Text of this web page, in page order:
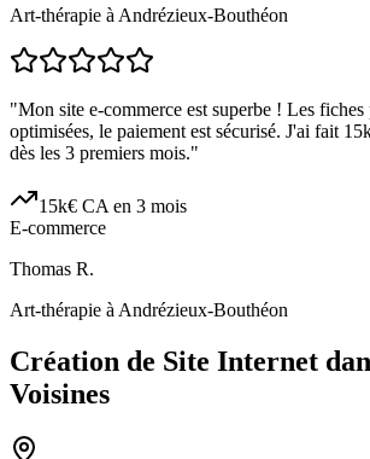
Art-thérapie à Andrézieux-Bouthéon
"Mon site e-commerce est superbe ! Les
optimisées, le paiement est sécurisé. J'ai fait
dès les 3 premiers mois."
15k€ CA en 3 mois
E-commerce
Thomas R.
Art-thérapie à Andrézieux-Bouthéon
Création de Site Internet
Voisines